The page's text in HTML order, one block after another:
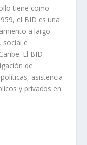
tiene como
el BID es una
a largo
social e
El BID
de
asistencia
y privados en